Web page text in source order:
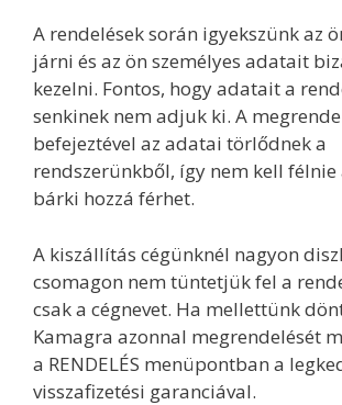
A rendelések során igyekszünk az
járni és az ön személyes adatait
kezelni. Fontos, hogy adatait a
senkinek nem adjuk ki. A
befejeztével az adatai törlődnek a
rendszerünkből, így nem kell
bárki hozzá férhet.
A kiszállítás cégünknél nagyon
csomagon nem tüntetjük fel a
csak a cégnevet. Ha mellettünk
Kamagra azonnal megrendelését
a RENDELÉS menüpontban a
visszafizetési garanciával.